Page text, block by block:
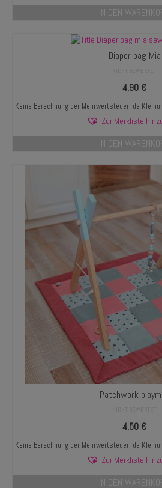
IN DEN
Diaper bag Mia
4,90 €
Keine Berechnung der Mehrwertsteuer, da
Zur Merkliste
IN DEN
Patchwork
4,50 €
Keine Berechnung der Mehrwertsteuer, da
Zur Merkliste
IN DEN